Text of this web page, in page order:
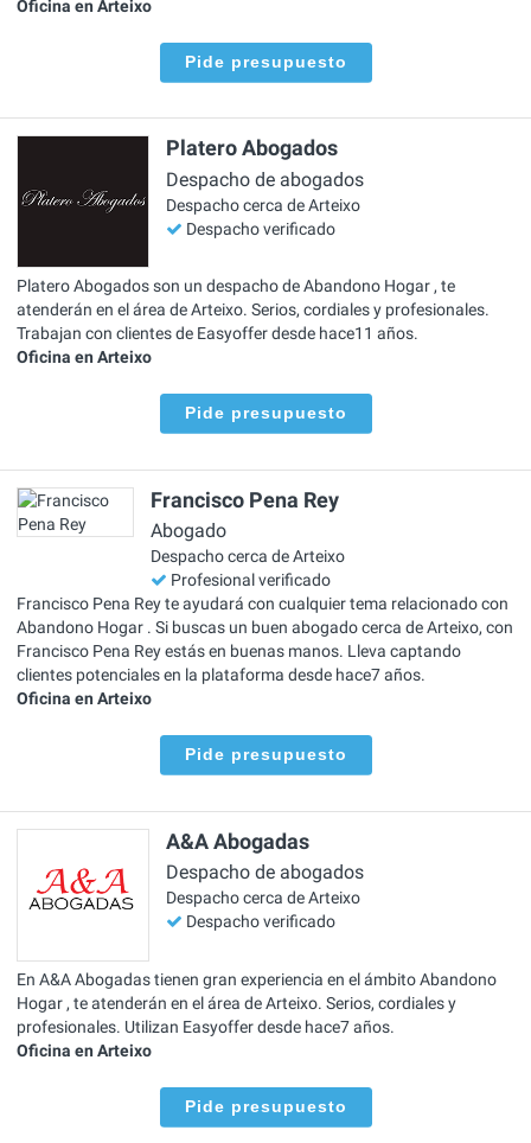
Oficina en Arteixo
Pide presupuesto
Platero Abogados
Despacho de abogados
Despacho cerca de Arteixo
Despacho verificado
Platero Abogados son un despacho de Abandono Hogar , te
atenderán en el área de Arteixo. Serios, cordiales y profesionales.
Trabajan con clientes de Easyoffer desde hace11 años.
Oficina en Arteixo
Pide presupuesto
Francisco Pena Rey
Abogado
Despacho cerca de Arteixo
Profesional verificado
Francisco Pena Rey te ayudará con cualquier tema relacionado con
Abandono Hogar . Si buscas un buen abogado cerca de Arteixo, con
Francisco Pena Rey estás en buenas manos. Lleva captando
clientes potenciales en la plataforma desde hace7 años.
Oficina en Arteixo
Pide presupuesto
A&A Abogadas
Despacho de abogados
Despacho cerca de Arteixo
Despacho verificado
En A&A Abogadas tienen gran experiencia en el ámbito Abandono
Hogar , te atenderán en el área de Arteixo. Serios, cordiales y
profesionales. Utilizan Easyoffer desde hace7 años.
Oficina en Arteixo
Pide presupuesto